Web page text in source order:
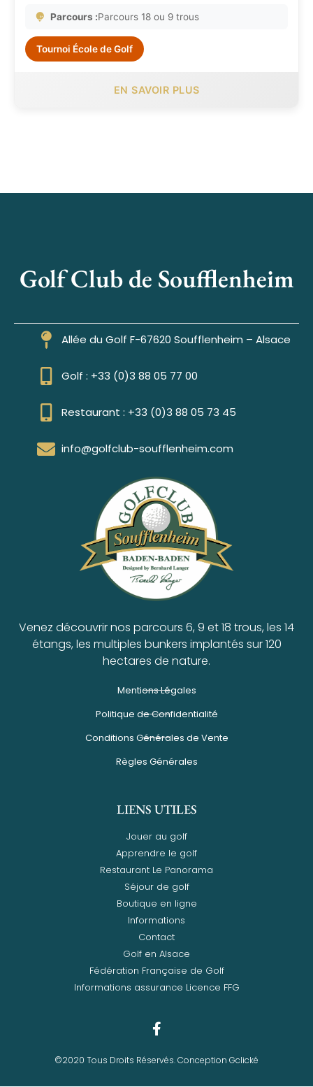
Parcours :Parcours 18 ou 9 trous
Tournoi École de Golf
EN SAVOIR PLUS
Golf Club de Soufflenheim
Allée du Golf F-67620 Soufflenheim – Alsace
Golf : +33 (0)3 88 05 77 00
Restaurant : +33 (0)3 88 05 73 45
info@golfclub-soufflenheim.com
Venez découvrir nos parcours 6, 9 et 18 trous, les 14
étangs, les multiples bunkers implantés sur 120
hectares de nature.
Mentions Légales
Politique de Confidentialité
Conditions Générales de Vente
Règles Générales
LIENS UTILES
Jouer au golf
Apprendre le golf
Restaurant Le Panorama
Séjour de golf
Boutique en ligne
Informations
Contact
Golf en Alsace
Fédération Française de Golf
Informations assurance Licence FFG
©2020 Tous Droits Réservés. Conception Gclické